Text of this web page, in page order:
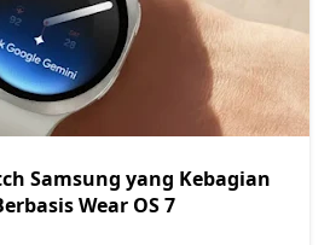
Samsung yang Kebagian
Wear OS 7